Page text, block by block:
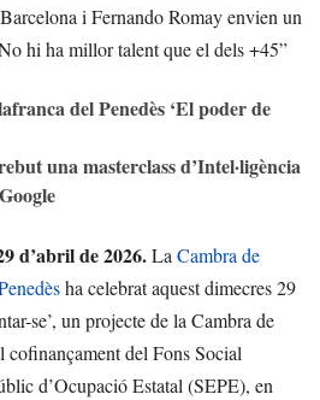
i Fernando Romay envien un
hi ha millor talent que el dels +45”
del Penedès ‘El poder de
una masterclass d’Intel·ligència
d’abril de 2026.LaCambrade
ha celebrat aquest dimecres 29
se’, un projecte de la Cambra de
cofinançament del Fons Social
d’Ocupació Estatal (SEPE), en